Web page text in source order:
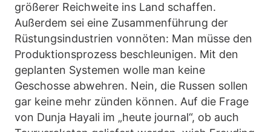
größerer Reichweite ins Land schaffen.
Außerdem sei eine Zusammenführung der
Rüstungsindustrien vonnöten: Man müsse den
Produktionsprozess beschleunigen. Mit den
geplanten Systemen wolle man keine
Geschosse abwehren. Nein, die Russen sollen
gar keine mehr zünden können. Auf die Frage
von Dunja Hayali im „heute journal“, ob auch